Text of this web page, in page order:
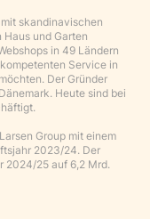
skandinavischen
und Garten
in 49 Ländern
Service in
Der Gründer
Heute sind bei
Group mit einem
2023/24. Der
2024/25 auf 6,2 Mrd.